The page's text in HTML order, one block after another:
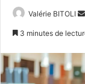
Valérie BITOLI
3 minutes de